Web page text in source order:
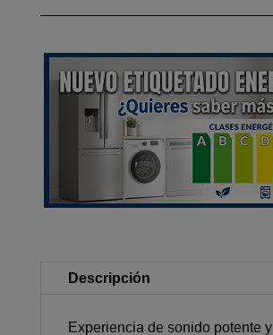
Descripción
Experiencia de sonido potente y